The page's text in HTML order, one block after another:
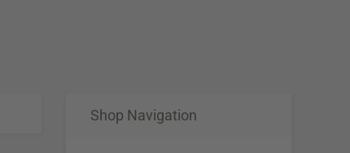
Shop Navigation